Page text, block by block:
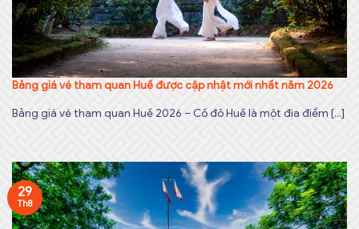
Bảng giá vé tham quan Huế được cập nhật mới nhất năm 2026
Bảng giá vé tham quan Huế 2026 – Cố đô Huế là một địa điểm [...]
29
Th8